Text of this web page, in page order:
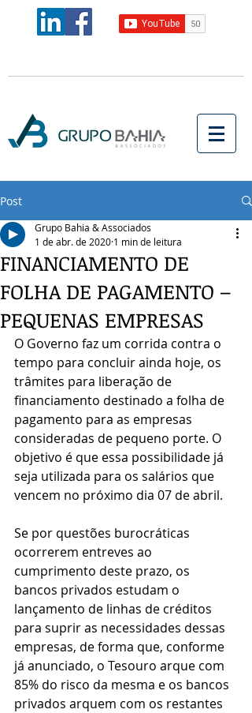
Post
FINANCIAMENTO DE
FOLHA DE PAGAMENTO –
PEQUENAS EMPRESAS
Grupo Bahia & Associados
1 de abr. de 2020 1 min de leitura
O Governo faz um corrida contra o
tempo para concluir ainda hoje, os
trâmites para liberação de
financiamento destinado a folha de
pagamento para as empresas
consideradas de pequeno porte. O
objetivo é que essa possibilidade já
seja utilizada para os salários que
vencem no próximo dia 07 de abril.
Se por questões burocráticas
ocorrerem entreves ao
cumprimento deste prazo, os
bancos privados estudam o
lançamento de linhas de créditos
para suprir as necessidades dessas
empresas, de forma que, conforme
já anunciado, o Tesouro arque com
85% do risco da mesma e os bancos
privados arquem com os restantes